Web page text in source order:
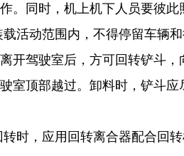
。同时，机上机下人员要彼
活动范围内，不得停留车辆
开驾驶室后，方可回转铲斗
室顶部越过。卸料时，铲斗
时，应用回转离合器配合回